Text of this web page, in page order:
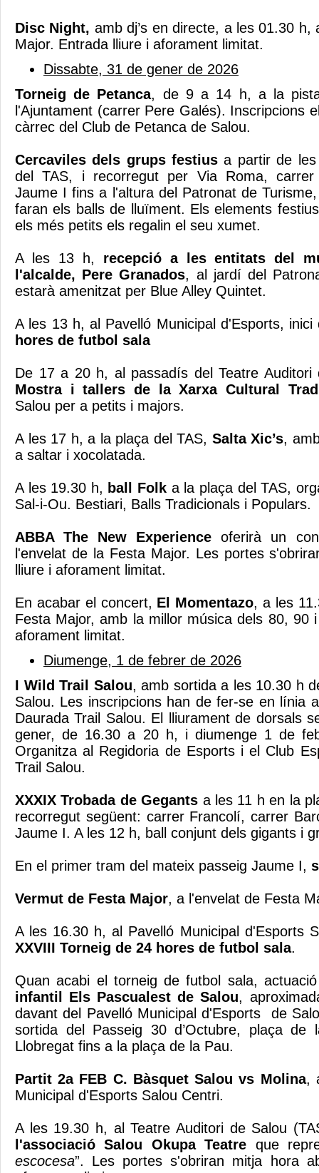
Disc Night, amb dj’s en directe, a les 01.30 h,
Major. Entrada lliure i aforament limitat.
Dissabte, 31 de gener de 2026
Torneig de Petanca, de 9 a 14 h, a la
l'Ajuntament (carrer Pere Galés). Inscripcions
càrrec del Club de Petanca de Salou.
Cercaviles dels grups festius a partir de
del TAS, i recorregut per Via Roma, carrer
Jaume I fins a l'altura del Patronat de
faran els balls de lluïment. Els elements
els més petits els regalin el seu xumet.
A les 13 h, recepció a les entitats del
l'alcalde, Pere Granados, al jardí del
estarà amenitzat per Blue Alley Quintet.
A les 13 h, al Pavelló Municipal d'Esports,
hores de futbol sala
De 17 a 20 h, al passadís del Teatre
Mostra i tallers de la Xarxa Cultural
Salou per a petits i majors.
A les 17 h, a la plaça del TAS, Salta Xic’s,
a saltar i xocolatada.
A les 19.30 h, ball Folk a la plaça del TAS,
Sal-i-Ou. Bestiari, Balls Tradicionals i Populars.
ABBA The New Experience oferirà un
l'envelat de la Festa Major. Les portes
lliure i aforament limitat.
En acabar el concert, El Momentazo, a les
Festa Major, amb la millor música dels 80, 90
aforament limitat.
Diumenge, 1 de febrer de 2026
I Wild Trail Salou, amb sortida a les 10.30 h
Salou. Les inscripcions han de fer-se en línia
Daurada Trail Salou. El lliurament de dorsals
gener, de 16.30 a 20 h, i diumenge 1 de
Organitza al Regidoria de Esports i el Club
Trail Salou.
XXXIX Trobada de Gegants a les 11 h en la
recorregut següent: carrer Francolí, carrer
Jaume I. A les 12 h, ball conjunt dels gigants i
En el primer tram del mateix passeig Jaume I,
Vermut de Festa Major, a l'envelat de Festa
A les 16.30 h, al Pavelló Municipal d'Esports
XXVIII Torneig de 24 hores de futbol sala.
Quan acabi el torneig de futbol sala,
infantil Els Pascualest de Salou,
davant del Pavelló Municipal d'Esports de
sortida del Passeig 30 d’Octubre, plaça de
Llobregat fins a la plaça de la Pau.
Partit 2a FEB C. Bàsquet Salou vs Molina,
Municipal d'Esports Salou Centri.
A les 19.30 h, al Teatre Auditori de Salou
l'associació Salou Okupa Teatre que
escocesa”. Les portes s'obriran mitja hora